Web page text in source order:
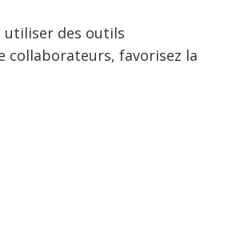
utiliser des outils
collaborateurs, favorisez la